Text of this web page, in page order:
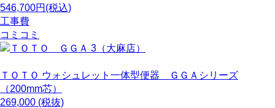
546,700円(税込)
工事費
コミコミ
ＴＯＴＯ ウォシュレット一体型便器 ＧＧＡシリーズ
（200mm芯）
269,000 (税抜)